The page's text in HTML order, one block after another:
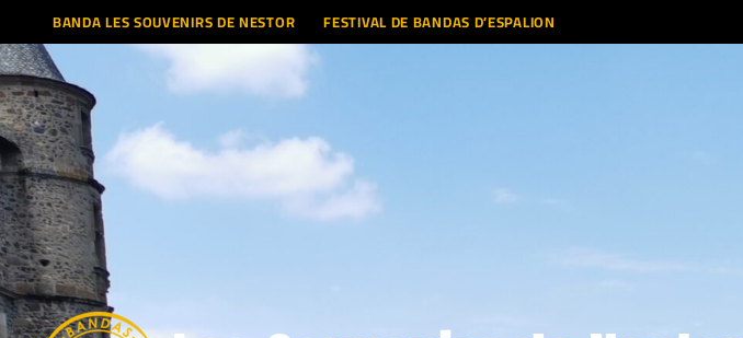
contenu
BANDA LES SOUVENIRS DE NESTOR FESTIVAL DE BANDAS D’ESPALION